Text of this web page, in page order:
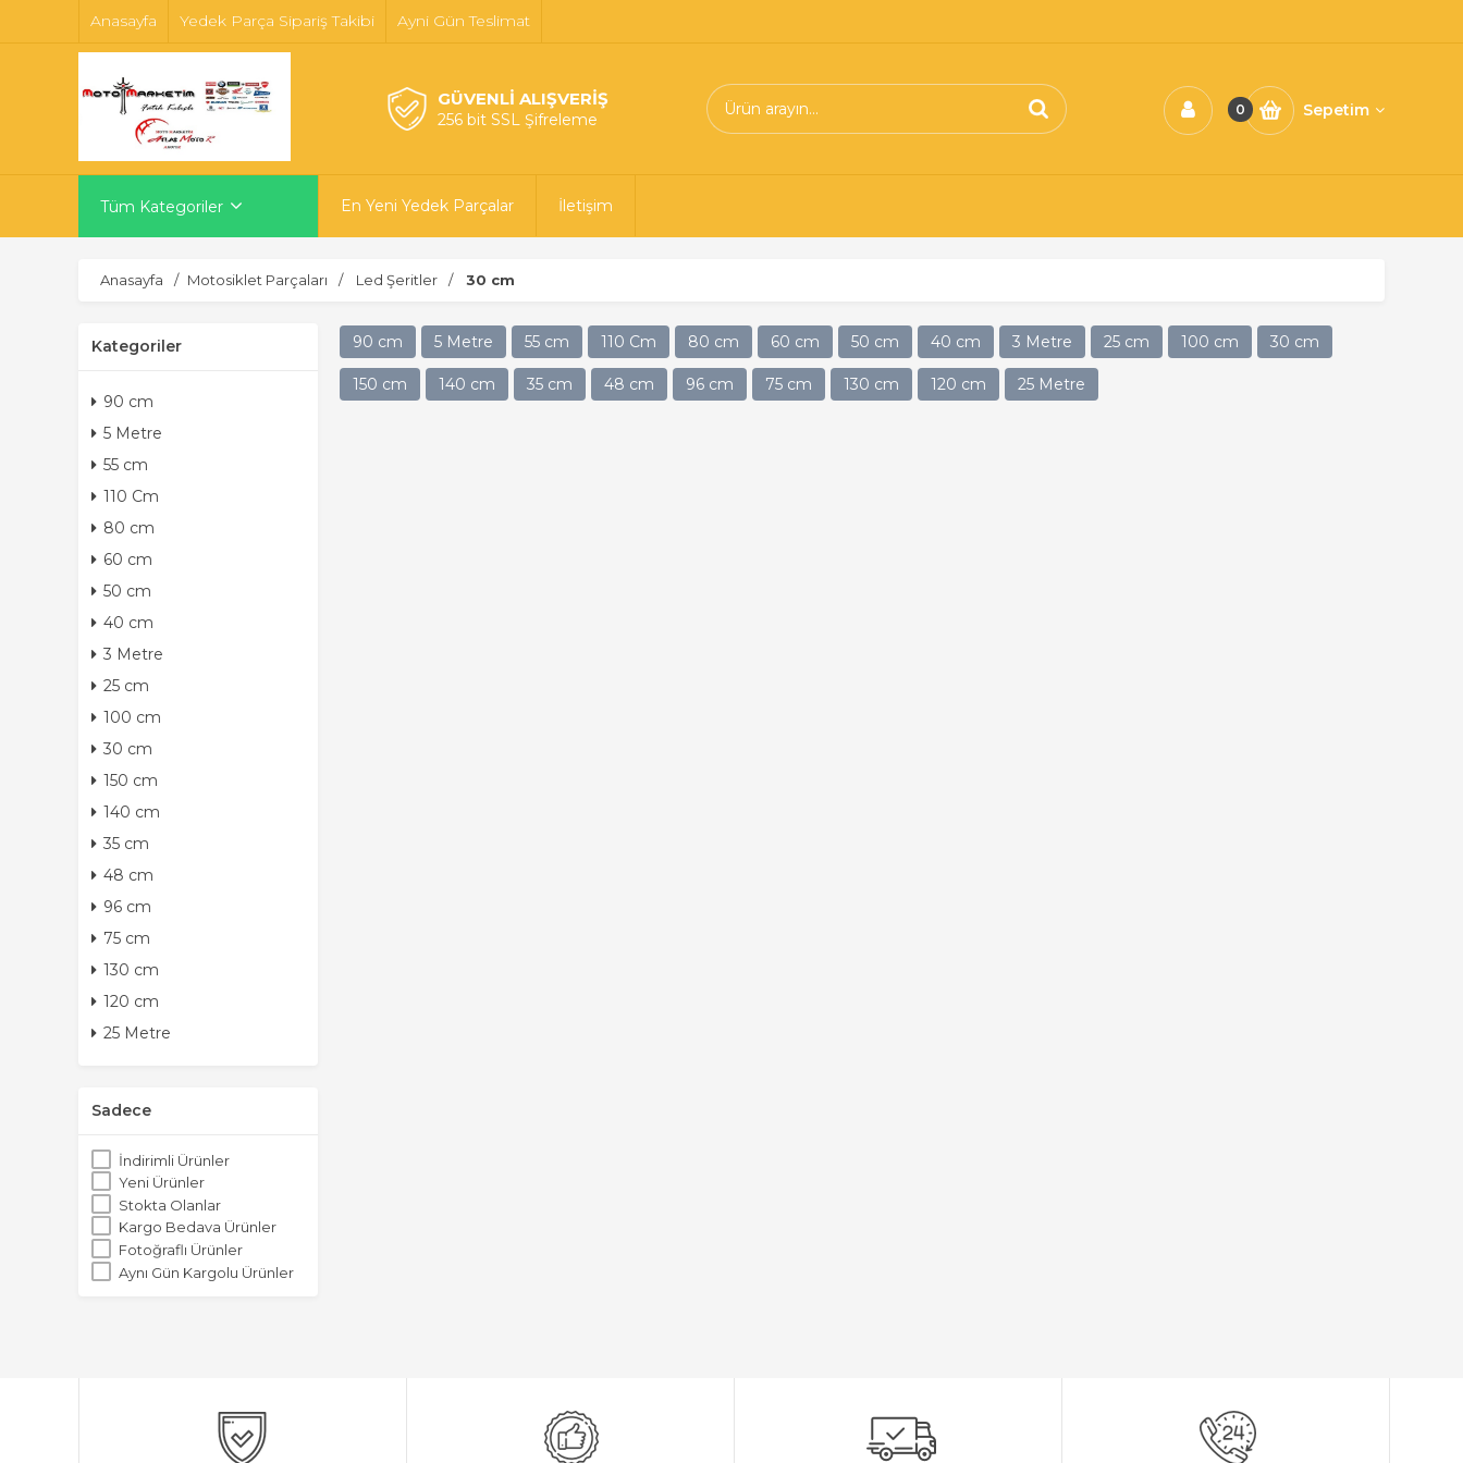
Anasayfa Yedek Parça Sipariş Takibi Ayni Gün Teslimat
GÜVENLİ ALIŞVERİŞ
256 bit SSL Şifreleme
0 Sepetim
Tüm Kategoriler En Yeni Yedek Parçalar İletişim
Anasayfa Motosiklet Parçaları Led Şeritler 30 cm
Kategoriler
90 cm
5 Metre
55 cm
110 Cm
80 cm
60 cm
50 cm
40 cm
3 Metre
25 cm
100 cm
30 cm
150 cm
140 cm
35 cm
48 cm
96 cm
75 cm
130 cm
120 cm
25 Metre
Sadece
İndirimli Ürünler
Yeni Ürünler
Stokta Olanlar
Kargo Bedava Ürünler
Fotoğraflı Ürünler
Aynı Gün Kargolu Ürünler
90 cm 5 Metre 55 cm 110 Cm 80 cm 60 cm 50 cm 40 cm 3 Metre 25 cm 100 cm 30 cm
150 cm 140 cm 35 cm 48 cm 96 cm 75 cm 130 cm 120 cm 25 Metre